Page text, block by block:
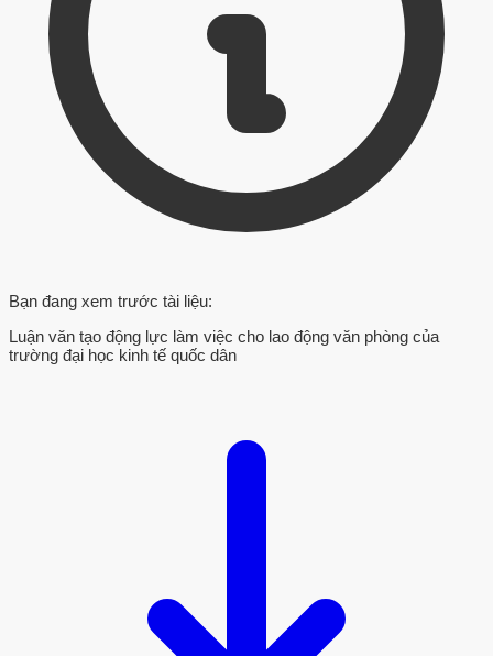
Bạn đang xem trước tài liệu:
Luận văn tạo động lực làm việc cho lao động văn phòng của
trường đại học kinh tế quốc dân